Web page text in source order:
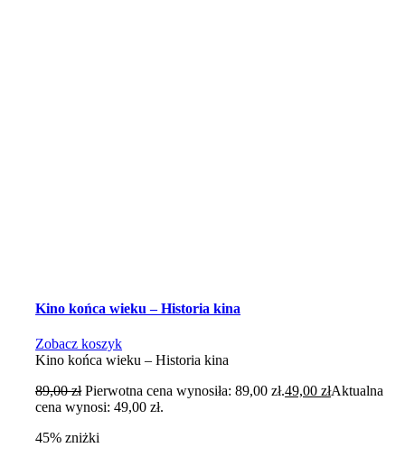
Kino końca wieku – Historia kina
Zobacz koszyk
Kino końca wieku – Historia kina
89,00zł Pierwotna cena wynosiła: 89,00 zł.49,00złAktualna
cena wynosi: 49,00 zł.
45% zniżki